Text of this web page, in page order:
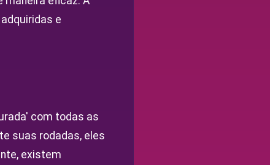
e
com todas as
suas rodadas, eles
existem